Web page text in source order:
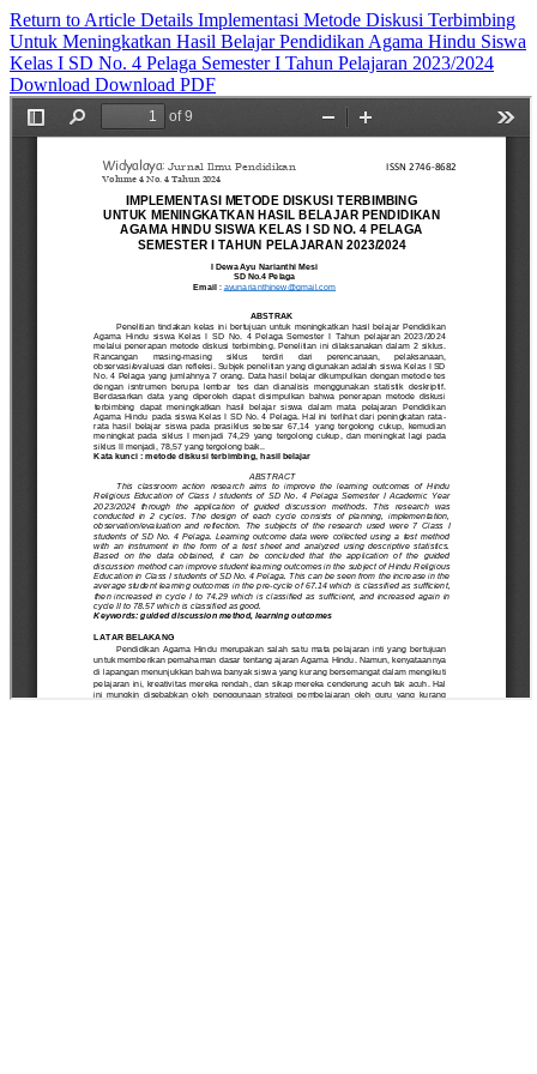
Return to Article Details Implementasi Metode Diskusi Terbimbing
Untuk Meningkatkan Hasil Belajar Pendidikan Agama Hindu Siswa
Kelas I SD No. 4 Pelaga Semester I Tahun Pelajaran 2023/2024
Download Download PDF